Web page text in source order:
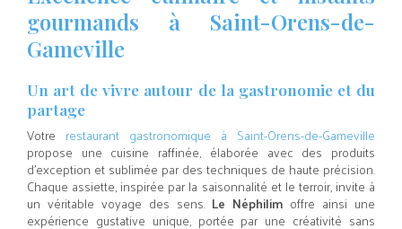
gourmands à Saint-Orens-de-
Gameville
Un art de vivre autour de la gastronomie et du
partage
Votre restaurant gastronomique à Saint-Orens-de-Gameville
propose une cuisine raffinée, élaborée avec des produits
d’exception et sublimée par des techniques de haute précision.
Chaque assiette, inspirée par la saisonnalité et le terroir, invite à
un véritable voyage des sens. Le Néphilim offre ainsi une
expérience gustative unique, portée par une créativité sans